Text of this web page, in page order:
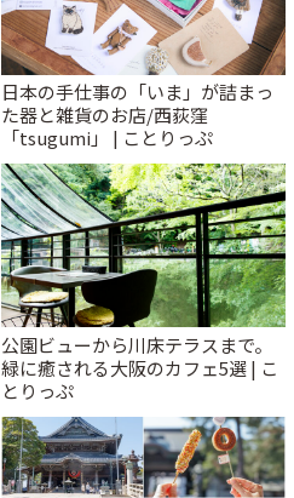
日本の手仕事の「いま」が詰まっ
た器と雑貨のお店/西荻窪
「tsugumi」 | ことりっぷ
公園ビューから川床テラスまで。
緑に癒される大阪のカフェ5選 | こ
とりっぷ